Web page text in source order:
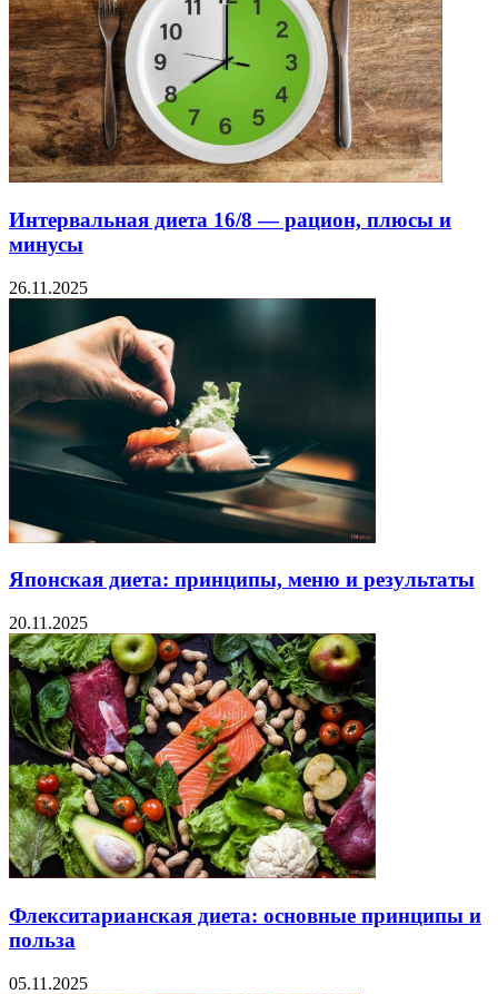
Интервальная диета 16/8 — рацион, плюсы и
минусы
26.11.2025
Японская диета: принципы, меню и результаты
20.11.2025
Флекситарианская диета: основные принципы и
польза
05.11.2025